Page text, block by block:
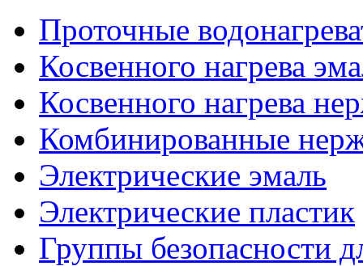
Проточные
Косвенного нагрева
Косвенного нагрева
Комбинированные
Электрические эмаль
Электрические пластик
Группы безопасности